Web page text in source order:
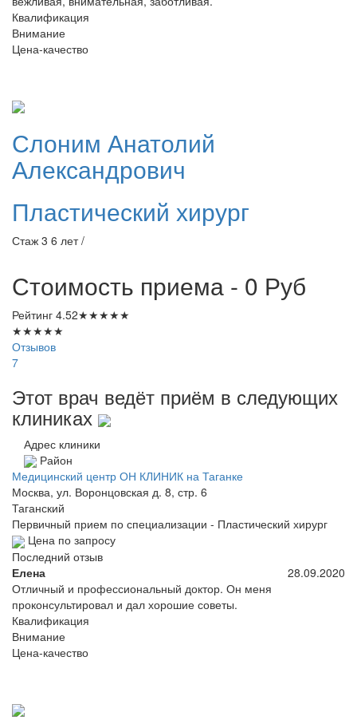
Квалификация
Внимание
Цена-качество
Слоним Анатолий
Александрович
Пластический хирург
Стаж 3 6 лет /
Стоимость приема - 0 Руб
Рейтинг 4.52★★★★★
★★★★★
Отзывов
7
Этот врач ведёт приём в следующих
клиниках
Адрес клиники
Район
Медицинский центр ОН КЛИНИК на Таганке
Москва, ул. Воронцовская д. 8, стр. 6
Таганский
Первичный прием по специализации - Пластический хирург
Цена по запросу
Последний отзыв
Елена
28.09.2020
Отличный и профессиональный доктор. Он меня
проконсультировал и дал хорошие советы.
Квалификация
Внимание
Цена-качество